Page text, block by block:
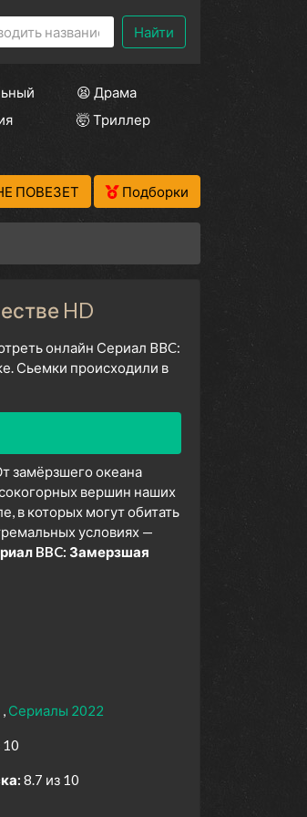
Найти
😫 Драма
🤯 Триллер
ПОВЕЗЕТ Подборки
HD
онлайн Сериал BBC:
Сьемки происходили в
замёрзшего океана
вершин наших
в которых могут обитать
условиях —
BBC: Замерзшая
Сериалы 2022
10
8.7 из 10